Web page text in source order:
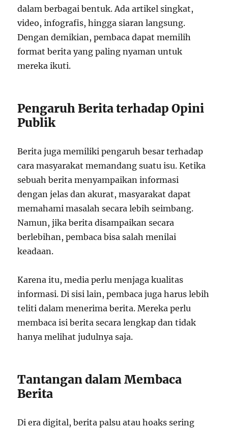
dalam berbagai bentuk. Ada artikel singkat,
video, infografis, hingga siaran langsung.
Dengan demikian, pembaca dapat memilih
format berita yang paling nyaman untuk
mereka ikuti.
Pengaruh Berita terhadap Opini
Publik
Berita juga memiliki pengaruh besar terhadap
cara masyarakat memandang suatu isu. Ketika
sebuah berita menyampaikan informasi
dengan jelas dan akurat, masyarakat dapat
memahami masalah secara lebih seimbang.
Namun, jika berita disampaikan secara
berlebihan, pembaca bisa salah menilai
keadaan.
Karena itu, media perlu menjaga kualitas
informasi. Di sisi lain, pembaca juga harus lebih
teliti dalam menerima berita. Mereka perlu
membaca isi berita secara lengkap dan tidak
hanya melihat judulnya saja.
Tantangan dalam Membaca
Berita
Di era digital, berita palsu atau hoaks sering